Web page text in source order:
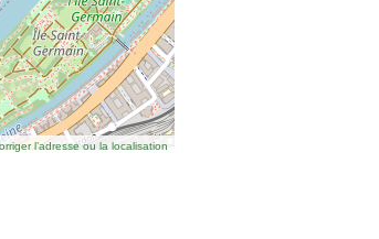
l’adresse ou la localisation